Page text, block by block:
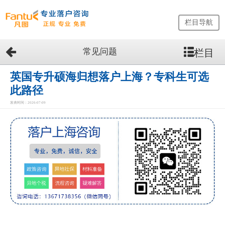
网
站
首
页
留
生
务
优
栏目导航
常见问题 栏目
英国专升硕海归想落户上海？专科生可选
此路径
发表时间：2026-07-09